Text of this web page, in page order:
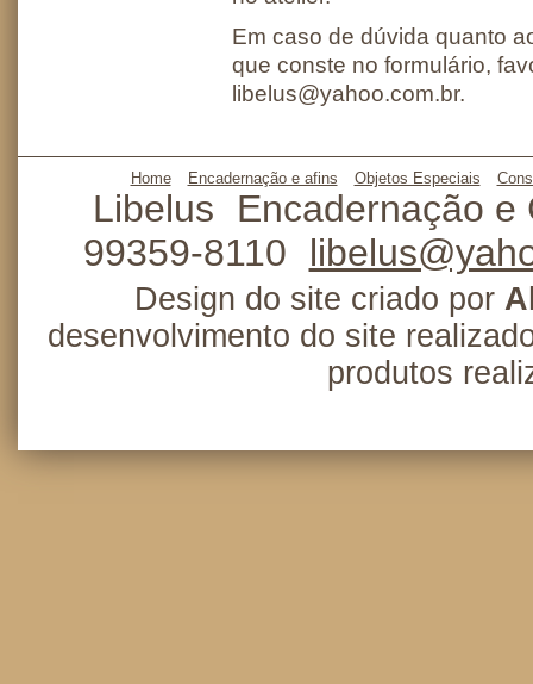
Em caso de dúvida quanto
que conste no formulário,
libelus@yahoo.com.br.
Home Encadernação e afins Objetos Especiais
Libelus
Encadernação e
99359-8110
Design do site criado por
desenvolvimento do site
produtos